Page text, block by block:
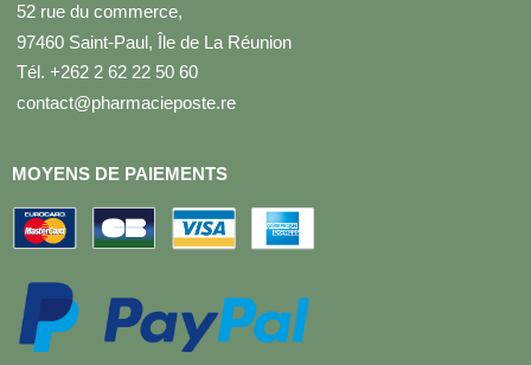
52 rue du commerce,
97460 Saint-Paul, Île de La Réunion
Tél. +262 2 62 22 50 60
contact@pharmacieposte.re
MOYENS DE PAIEMENTS